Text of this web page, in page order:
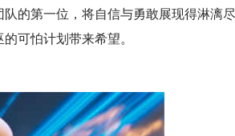
的第一位，将自信与勇敢展现得淋漓尽
可怕计划带来希望。